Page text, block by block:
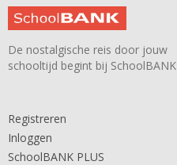
De nostalgische reis door jouw
schooltijd begint bij SchoolBANK
Registreren
Inloggen
SchoolBANK PLUS